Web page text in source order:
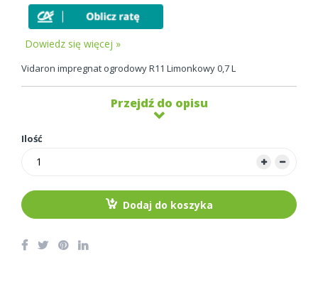
Dowiedz się więcej »
Vidaron impregnat ogrodowy R11 Limonkowy 0,7 L
Przejdź do opisu
Ilość
Dodaj do koszyka